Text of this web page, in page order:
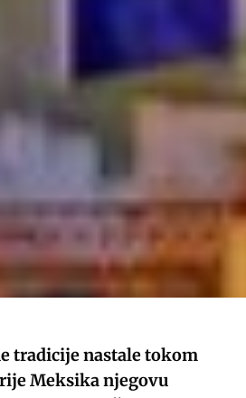
tradicije nastale tokom
Meksika njegovu